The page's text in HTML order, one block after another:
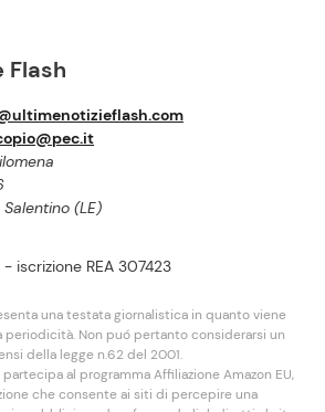
Flash
(LE)
iscrizione REA 307423
una testata giornalistica in quanto viene
periodicità. Non puó pertanto considerarsi un
della legge n.62 del 2001.
al programma Affiliazione Amazon EU,
che consente ai siti di percepire una